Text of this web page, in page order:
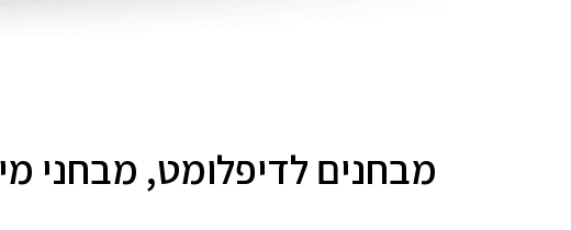
מבחנים לדיפלומט, מבחני